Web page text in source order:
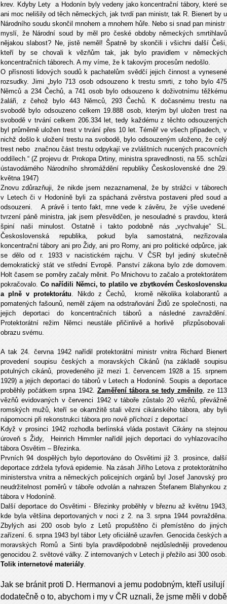
krev. Kdyby Lety a Hodonín byly vedeny jako koncentrační tábory, které se
ani moc nelišily od těch německých, jak tvrdí pan ministr, tak R. Bienert by u
Národního soudu skončil mnohem a mnohem hůře. Nebo si snad pan ministr
myslí, že Národní soud by měl pro české obdoby německých smrtihlavů
nějakou slabost? Ne, jistě neměl! Špatně by skončili i všichni další Češi,
kteří by se chovali k vězňům tak, jak bylo pravidlem v německých
koncentračních táborech. A my víme, že k takovým procesům nedošlo.
O přísnosti lidových soudů k pachatelům svědčí jejich činnost a vynesené
rozsudky. Jimi „bylo 713 osob odsouzeno k trestu smrti, z toho bylo 475
Němců a 234 Čechů, a 741 osob bylo odsouzeno k doživotnímu těžkému
žaláři, z čehož bylo 443 Němců, 293 Čechů. K dočasnému trestu na
svobodě bylo odsouzeno celkem 19.888 osob, kterým byl uložen trest na
svobodě v trvání celkem 206.334 let, tedy každému z těchto odsouzených
byl průměrně uložen trest v trvání přes 10 let. Téměř ve všech případech, v
nichž došlo k uložení trestu na svobodě, bylo odsouzeným uloženo, že celý
trest nebo značnou část trestu odpykají ve zvláštních nucených pracovních
oddílech.“ (Z projevu dr. Prokopa Drtiny, ministra spravedlnosti, na 55. schůzi
ústavodárného Národního shromáždění republiky Československé dne 29.
května 1947)
Znovu zdůrazňuji, že nikde jsem nezaznamenal, že by strážci v táborech
v Letech či v Hodoníně byli za spáchaná zvěrstva postaveni před soud a
odsouzeni. A právě i tento fakt, mne vede k závěru, že výše uvedené
tvrzení páně ministra, jak jsem přesvědčen, je nesouladné s pravdou, která
špiní naši minulost. Ostatně i takto podobně nás „vychvaluje“ SL.
Československá republika, pokud byla samostatná, nezřizovala
koncentrační tábory ani pro Židy, ani pro Romy, ani pro politické odpůrce, jak
se dělo od r. 1933 v nacistickém rajchu. V ČSR byl jediný skutečně
demokratický stát ve střední Evropě. Panství zákona bylo zde domovem.
Holt časem se poměry začaly měnit. Po Mnichovu to začalo a protektorátem
pokračovalo. Co nařídili Němci, to platilo ve zbytkovém Československu
a plně v protektorátu. Nikdo z Čechů, kromě několika kolaborantů a
pomatených fašounů, neměl zájem na odstraňování Židů ze společnosti, na
jejich deportaci do koncentračních táborů a následné zavraždění.
Protektorátní režim Němci neustále přičinlivě a horlivě přizpůsobovali
obrazu svému.
A tak 24. června 1942 nařídil protektorátní ministr vnitra Richard Bienert
provedení soupisu českých a moravských Cikánů (na základě soupisu
potulných cikánů, provedeného již mezi 1. červencem 1928 a 15. srpnem
1929) a jejich deportaci do táborů v Letech a Hodoníně. Soupis a deportace
proběhly počátkem srpna 1942. Zaměření tábora se tedy změnilo, ze 113
vězňů evidovaných v červenci 1942 v táboře zůstalo 20 vězňů, převážně
romských mužů, kteří se okamžitě stali vězni cikánského tábora, aby byli
nápomocni při rekonstrukci tábora pro nově příchozí z deportací
Když v prosinci 1942 rozhodla berlínská vláda postavit Cikány na stejnou
úroveň s Židy, Heinrich Himmler nařídil jejich deportaci do vyhlazovacího
tábora Osvětim – Březinka.
Prvních 94 dospělých bylo deportováno do Osvětimi již 3. prosince, další
deportace zdržela tyfová epidemie. Na zásah Jiřího Letova z protektorátního
ministerstva vnitra a německých policejních orgánů byl Josef Janovský pro
neudržitelnost poměrů v táboře odvolán a nahrazen Štefanem Blahynkou z
tábora v Hodoníně.
Další deportace do Osvětimi - Březinky proběhly v březnu až květnu 1943,
kde byla většina deportovaných v noci z 2. na 3. srpna 1944 povražděna.
Zbylých asi 200 osob bylo z Letů propuštěno či přemístěno do jiných
zařízení. 6. srpna 1943 byl tábor Lety oficiálně uzavřen. Genocida českých a
moravských Romů a Sinti byla pravděpodobně nejdůsledněji provedenou
genocidou 2. světové války. Z internovaných v Letech ji přežilo asi 300 osob.
Tolik internetové materiály.
Jak se bránit proti D. Hermanovi a jemu podobným, kteří usilují
dodatečně o to, abychom i my v ČR uznali, že jsme měli v době